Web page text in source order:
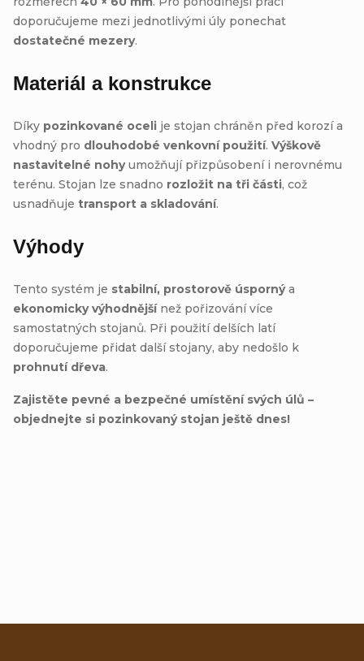
doporučujeme mezi jednotlivými úly ponechat
dostatečné mezery.
Materiál a konstrukce
Díky pozinkované oceli je stojan chráněn před korozí a
vhodný pro dlouhodobé venkovní použití. Výškově
nastavitelné nohyumožňují přizpůsobení i nerovnému
terénu. Stojan lze snadno rozložit na tři části, což
usnadňuje transport a skladování.
Výhody
Tento systém je stabilní, prostorově úspornýa
ekonomicky výhodnějšínež pořizování více
samostatných stojanů. Při použití delších latí
doporučujeme přidat další stojany, aby nedošlo k
prohnutí dřeva.
Zajistěte pevné a bezpečné umístění svých úlů –
objednejte si pozinkovaný stojan ještě dnes!